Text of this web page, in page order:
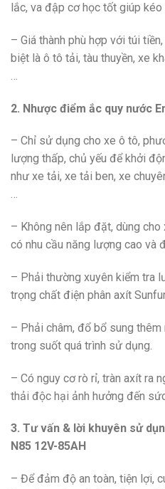
lắc, va đập cơ học tốt giúp kéo
– Giá thành phù hợp với túi
biệt là ô tô tải, tàu thuyền, xe
…
2. Nhược điểm ắc quy nước
– Chỉ sử dụng cho xe ô tô,
lượng thấp, chủ yếu để khởi
như xe tải, xe tải ben, xe
…
– Không nên lắp đặt, dùng
có nhu cầu năng lượng cao và
– Phải thường xuyên kiểm tra
trọng chất điện phân axít
– Phải châm, đổ bổ sung
trong suốt quá trình sử dụng.
– Có nguy cơ rò rỉ, tràn axít ra
thải độc hại ảnh hưởng đến
3. Tư vấn & lời khuyên sử
N85 12V-85AH
– Để đảm độ an toàn, tiện lợi,